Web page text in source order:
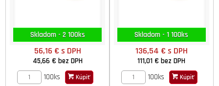
Skladom - 2 100ks
56,16 € s DPH
45,66 € bez DPH
100ks
Kúpiť
Skladom - 1 100ks
136,54 € s DPH
111,01 €bez DPH
100ks
Kúpiť